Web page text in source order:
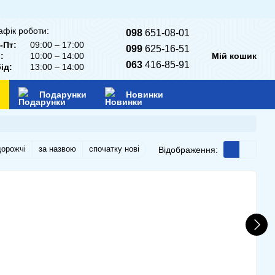
роботи:
Пт:
09:00 – 17:00
10:00 – 14:00
13:00 – 14:00
098 651-08-01
099 625-16-51
063 416-85-91
Мій кошик
Подарунки Новинки
за назвою спочатку нові Відображення: